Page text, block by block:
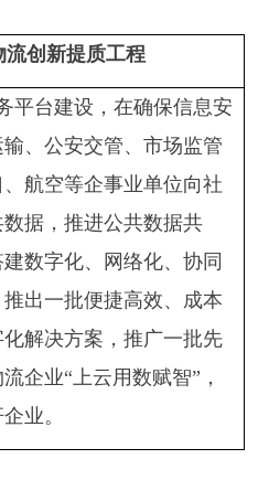
流创新提质工程
平台建设，在确保信息安
、公安交管、市场监管
航空等企事业单位向社
据，推进公共数据共
数字化、网络化、协同
出一批便捷高效、成本
解决方案，推广一批先
企业“上云用数赋智”，
业。